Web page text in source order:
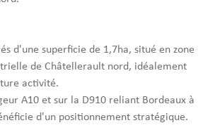
d'une superficie de 1,7ha, situé en zone
de Châtellerault nord, idéalement
activité.
A10 et sur la D910 reliant Bordeaux à
d'un positionnement stratégique.